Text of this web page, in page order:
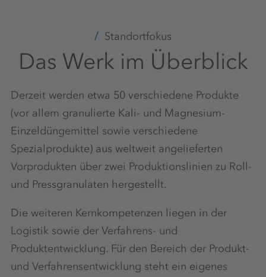
Standortfokus
Das Werk im Überblick
Derzeit werden etwa 50 verschiedene Produkte
(vor allem granulierte Kali- und Magnesium-
Einzeldüngemittel sowie verschiedene
Spezialprodukte) aus weltweit angelieferten
Vorprodukten über zwei Produktionslinien zu Roll-
und Pressgranulaten hergestellt.
Die weiteren Kernkompetenzen liegen in der
Logistik sowie der Verfahrens- und
Produktentwicklung. Für den Bereich der Produkt-
und Verfahrensentwicklung steht ein eigenes